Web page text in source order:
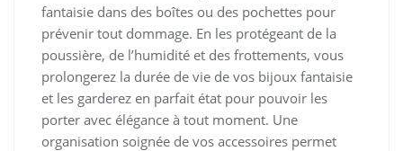
fantaisie dans des boîtes ou des pochettes pour
prévenir tout dommage. En les protégeant de la
poussière, de l’humidité et des frottements, vous
prolongerez la durée de vie de vos bijoux fantaisie
et les garderez en parfait état pour pouvoir les
porter avec élégance à tout moment. Une
organisation soignée de vos accessoires permet